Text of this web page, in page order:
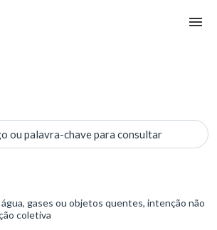
ou palavra-chave para consultar
gases ou objetos quentes, intenção não
coletiva